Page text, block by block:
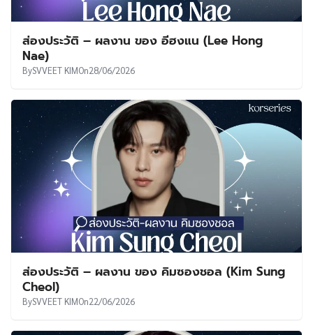
ส่องประวัติ – ผลงาน ของ อีฮงแน (Lee Hong
Nae)
BySVVEET KIMOn28/06/2026
ส่องประวัติ – ผลงาน ของ คิมซองชอล (Kim Sung
Cheol)
BySVVEET KIMOn22/06/2026